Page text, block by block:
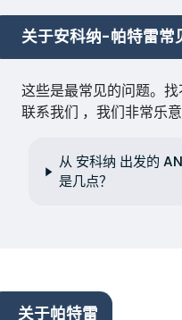
关于安科纳-帕特雷常
这些是最常见的问题。找
联系我们 ，我们非常乐
从 安科纳 出发的
是几点？
关于帕特雷